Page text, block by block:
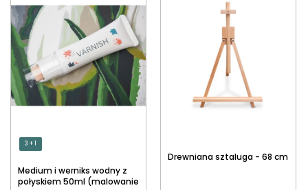
3 + 1
Medium i werniks wodny z
połyskiem 50ml (malowanie
Drewniana sztaluga - 68 cm